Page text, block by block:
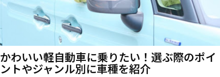
かわいい軽自動車に乗りたい！選ぶ際のポイ
ントやジャンル別に車種を紹介